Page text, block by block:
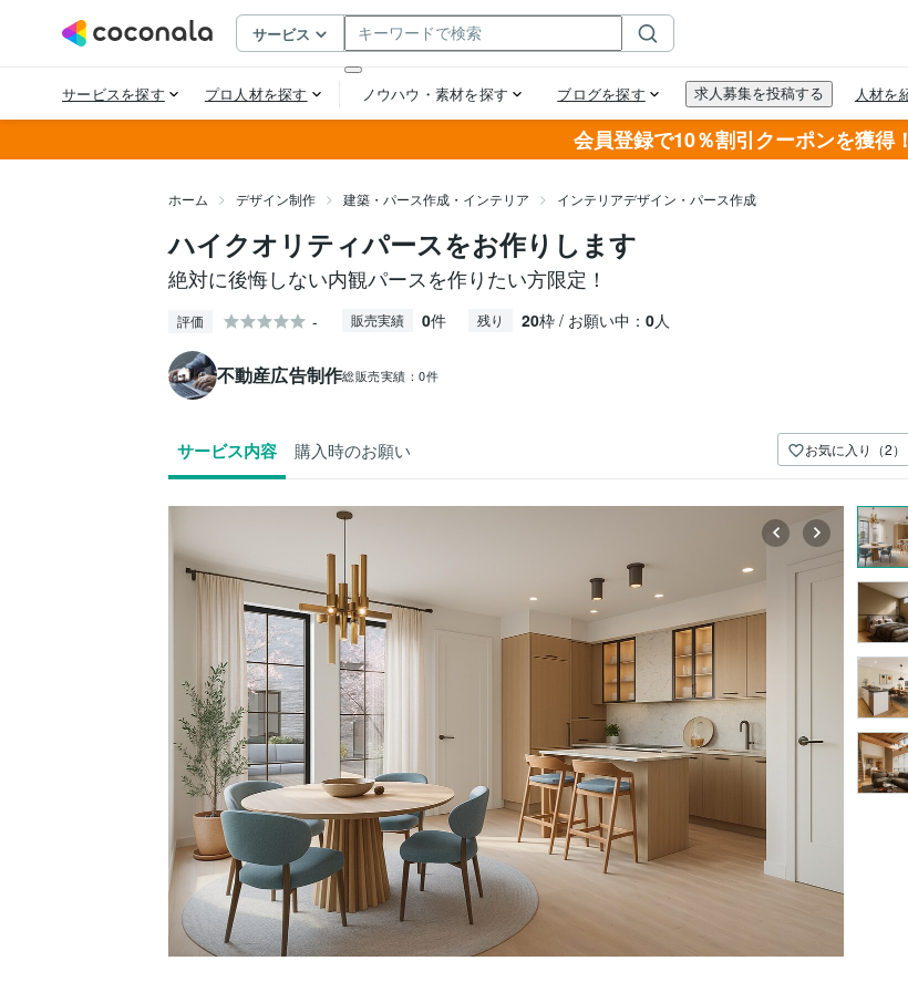
会員登録で10％割引クーポンを獲得！
ホーム デザイン制作 建築・パース作成・インテリア インテリアデザイン・パース作成
ハイクオリティパースをお作りします
絶対に後悔しない内観パースを作りたい方限定！
評価 - 販売実績 0件 残り 20枠 / お願い中： 0人
不動産広告制作総販売実績：0件
サービス内容 購入時のお願い お気に入り（2）